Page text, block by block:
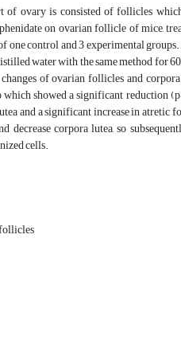
of ovary is consisted of follicles
on ovarian follicle of mice,
one control and 3 experimental
water with the same method for
of ovarian follicles and
showed a significant reduction
and a significant increase in atretic
decrease corpora lutea, so
cells.